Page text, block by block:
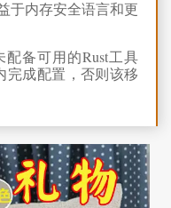
于内存安全语言和更
备可用的Rust工具
完成配置，否则该移